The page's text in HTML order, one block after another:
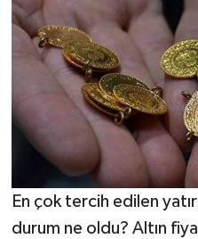
En çok tercih edilen
durum ne oldu? Altın